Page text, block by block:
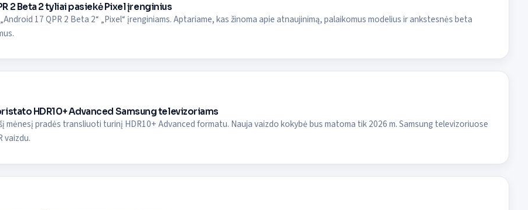
2 Beta 2 tyliai pasiekė Pixel įrenginius
17 QPR 2 Beta 2“ „Pixel“ įrenginiams. Aptariame, kas žinoma apie atnaujinimą, palaikomus modelius ir ankstesnės beta
HDR10+ Advanced Samsung televizoriams
mėnesį pradės transliuoti turinį HDR10+ Advanced formatu. Nauja vaizdo kokybė bus matoma tik 2026 m. Samsung televizoriuose
vaizdu.